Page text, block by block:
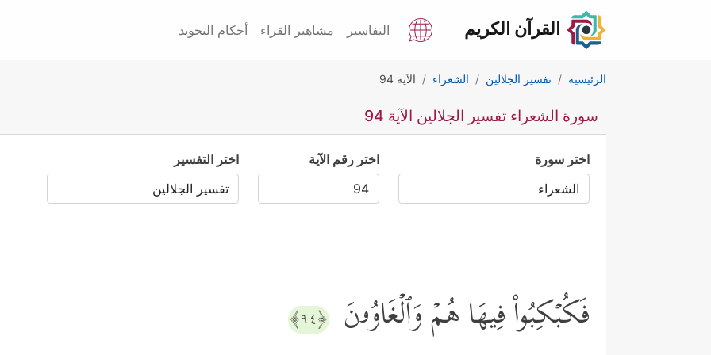
القرآن الكريم التفاسير مشاهير القراء أحكام التجويد
الرئيسية تفسير الجلالين الشعراء الآية 94
سورة الشعراء تفسير الجلالين الآية 94
اختر سورة اختر رقم الآية اختر التفسير
فَكُبۡكِبُواْ فِیهَا هُمۡ وَٱلۡغَاوُۥنَ ﴿٩٤﴾